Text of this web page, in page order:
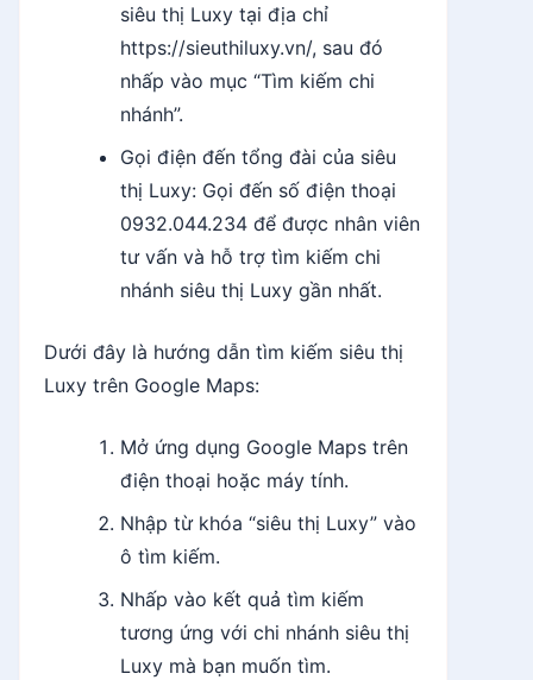
siêu thị Luxy tại địa chỉ
https://sieuthiluxy.vn/, sau đó
nhấp vào mục “Tìm kiếm chi
nhánh”.
Gọi điện đến tổng đài của siêu
thị Luxy: Gọi đến số điện thoại
0932.044.234 để được nhân viên
tư vấn và hỗ trợ tìm kiếm chi
nhánh siêu thị Luxy gần nhất.
Dưới đây là hướng dẫn tìm kiếm siêu thị
Luxy trên Google Maps:
Mở ứng dụng Google Maps trên
điện thoại hoặc máy tính.
Nhập từ khóa “siêu thị Luxy” vào
ô tìm kiếm.
Nhấp vào kết quả tìm kiếm
tương ứng với chi nhánh siêu thị
Luxy mà bạn muốn tìm.